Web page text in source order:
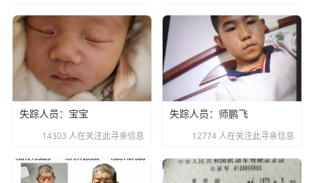
失踪人员：宝宝
14303 人在关注此寻亲信息
失踪人员：师鹏飞
12774 人在关注此寻亲信息